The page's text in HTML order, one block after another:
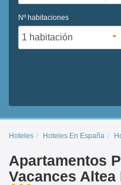
Nº habitaciones
Hoteles Hoteles En España
Apartamentos
Vacances